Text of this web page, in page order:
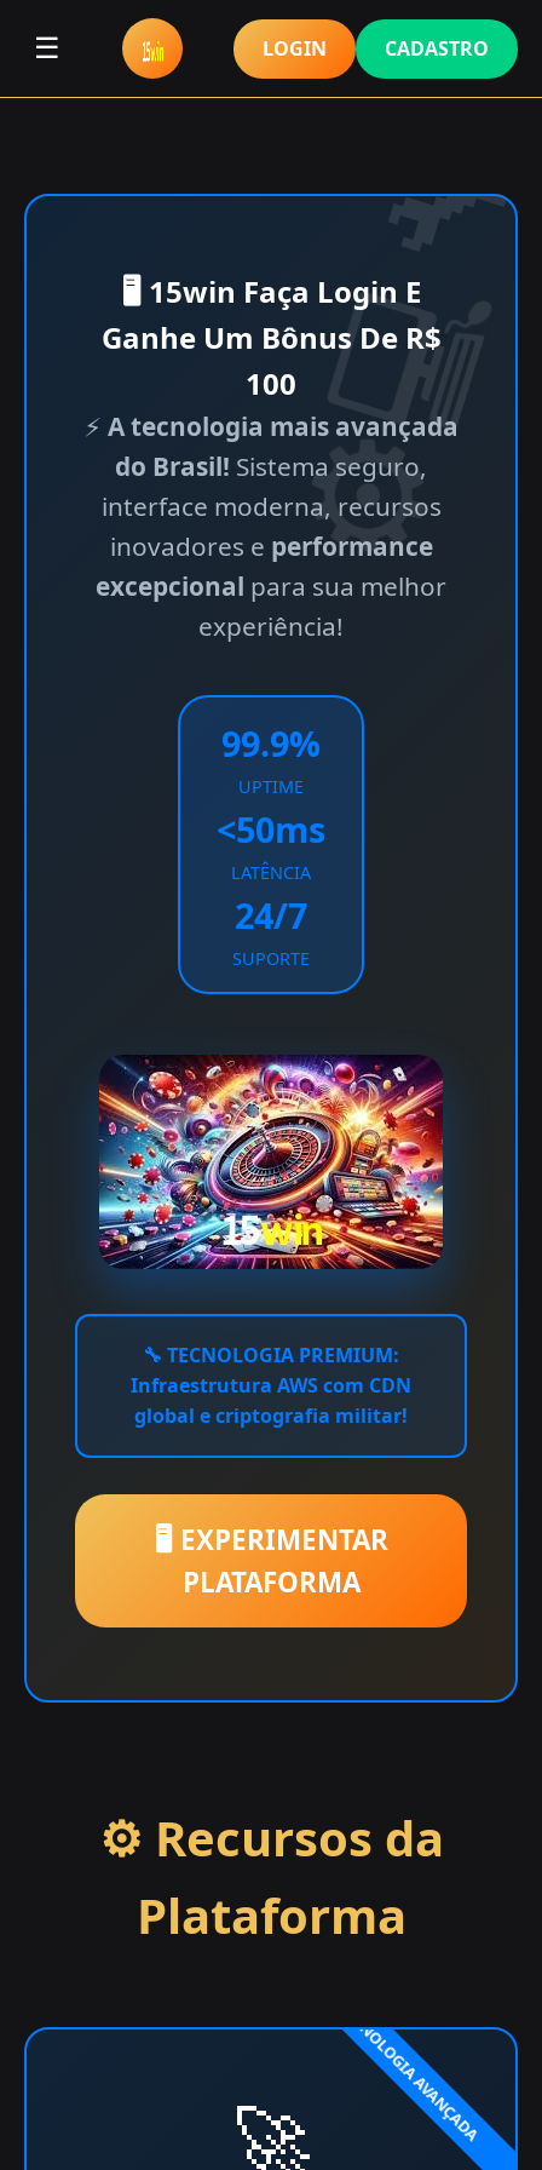
☰ LOGIN CADASTRO
🖥 15win Faça Login E
Ganhe Um Bônus De R$
100
⚡ A tecnologia mais avançada
do Brasil! Sistema seguro,
interface moderna, recursos
inovadores e performance
excepcional para sua melhor
experiência!
99.9%
UPTIME
<50ms
LATÊNCIA
24/7
SUPORTE
🔧 TECNOLOGIA PREMIUM:
Infraestrutura AWS com CDN
global e criptografia militar!
🖥️ EXPERIMENTAR
PLATAFORMA
⚙️ Recursos da
Plataforma
🚀